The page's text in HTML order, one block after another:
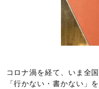
コロナ渦を経て、いま全
「行かない・書かない」